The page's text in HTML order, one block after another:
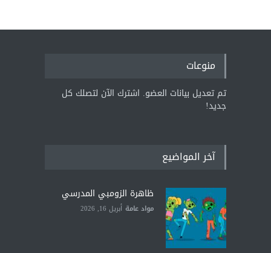
منوعات
تم تعديل بيانات العضو. اشترك الآن لتصلك كل
جديد!
آخر المواضيع
ظاهرة الزومبي المدرسي
مواد عامة أبريل 16, 2026